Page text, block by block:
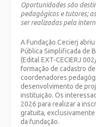
Oportunidades são
pedagógicos e tutores;
ser realizadas pela
A Fundação Cecierj
Pública Simplificada de
(Edital EXT-CECIERJ
formação de cadastro
coordenadores
desenvolvimento de
instituição. Os
2026 para realizar a
gratuita,
da fundação.